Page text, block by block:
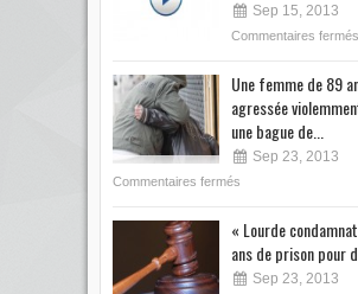
Sep 15, 2013
Commentaires fermés
Une femme de 89
agressée
une bague de...
Sep 23, 2013
Commentaires fermés
« Lourde
ans de prison pour
Sep 23, 2013